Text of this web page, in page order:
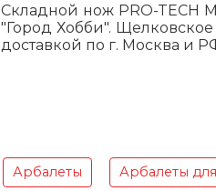
Складной нож PRO-TECH
"Город Хобби". Щелковское
доставкой по г. Москва и
Арбалеты Арбалеты